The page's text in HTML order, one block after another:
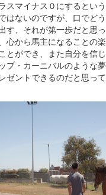
スマイナス０にするとい
はないのですが、口でど
す、それが第一歩だと思
心から馬主になることの
とができ、また自分を信じ
プ・カーニバルのような
ゼントできるのだと思って